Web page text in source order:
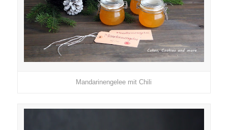
Mandarinengelee mit Chili